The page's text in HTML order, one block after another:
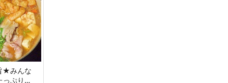
★みんな
っぷり豚